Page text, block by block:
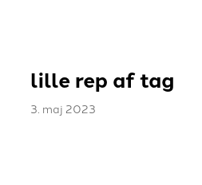
lille rep af tag
3. maj 2023